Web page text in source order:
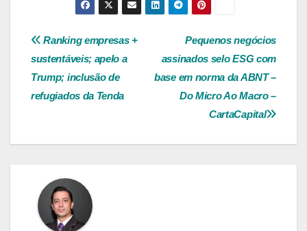
Navegação
de
Post
Pequenos negócios
assinados selo ESG com
base em norma da ABNT –
Do Micro Ao Macro –
CartaCapital
Ranking empresas +
sustentáveis; apelo a
Trump; inclusão de
refugiados da Tenda